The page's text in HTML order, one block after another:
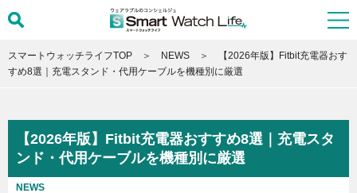
スマートウォッチライフTOP NEWS
【2026年版】Fitbit充電器おす
すめ8選｜充電スタンド・代用ケーブルを機種別に厳選
【2026年版】Fitbit充電器おすすめ8選｜充電スタ
ンド・代用ケーブルを機種別に厳選
NEWS